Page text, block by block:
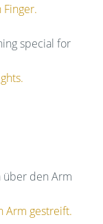
Finger.
special for
über den Arm
Arm gestreift.